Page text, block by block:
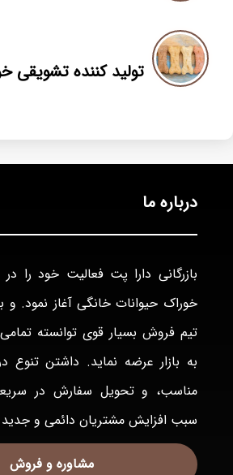
تولید کننده
درباره ما
بازرگانی دارا پت فعاليت خود را
خوراک حيوانات خانگی آغاز نمود. و
تيم فروش بسيار قوی توانسته
به بازار عرضه نمايد. داشتن
مناسب، و تحويل سفارش در
سبب افزايش مشتريان دائمی و
مشاوره و فروش